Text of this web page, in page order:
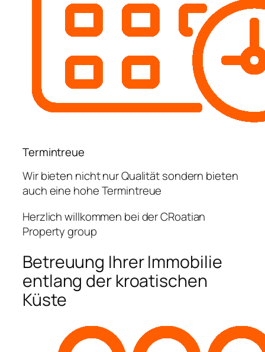
Termintreue
Wir bieten nicht nur Qualität sondern bieten
auch eine hohe Termintreue
Herzlich willkommen bei der CRoatian
Property group
Betreuung Ihrer Immobilie
entlang der kroatischen
Küste